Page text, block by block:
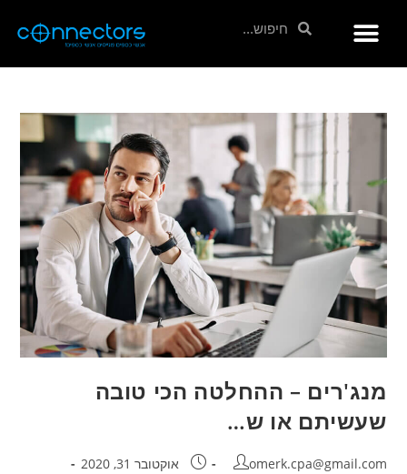
מנג'רים – ההחלטה הכי טובה
שעשיתם או ש…
omerk.cpa@gmail.com
אוקטובר 31, 2020